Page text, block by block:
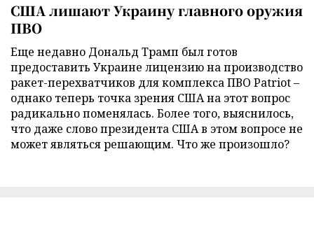
США лишают Украину главного оружия
ПВО
Еще недавно Дональд Трамп был готов
предоставить Украине лицензию на производство
ракет-перехватчиков для комплекса ПВО Patriot –
однако теперь точка зрения США на этот вопрос
радикально поменялась. Более того, выяснилось,
что даже слово президента США в этом вопросе не
может являться решающим. Что же произошло?